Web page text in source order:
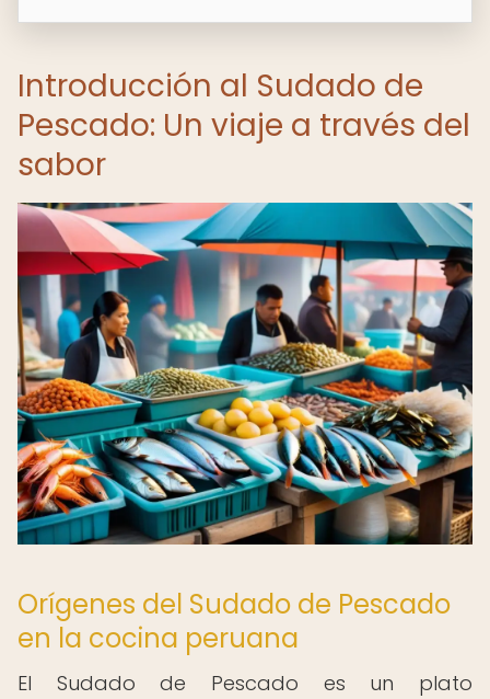
Introducción al Sudado de
Pescado: Un viaje a través del
sabor
Orígenes del Sudado de Pescado
en la cocina peruana
El Sudado de Pescado es un plato